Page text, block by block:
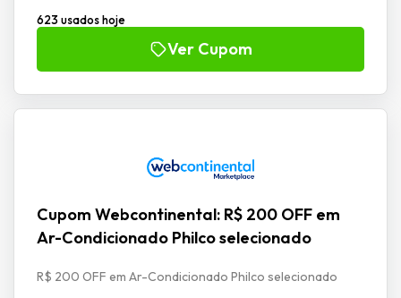
623 usados hoje
Ver Cupom
Cupom Webcontinental: R$ 200 OFF em
Ar-Condicionado Philco selecionado
R$ 200 OFF em Ar-Condicionado Philco selecionado